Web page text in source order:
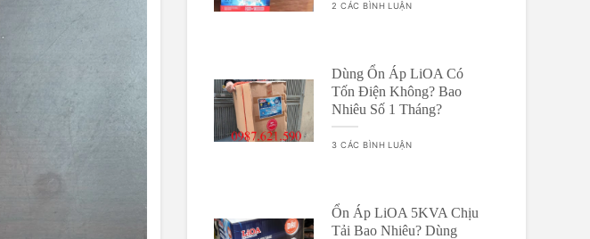
2 CÁC BÌNH LUẬN
Dùng Ổn Áp LiOA Có
Tốn Điện Không? Bao
Nhiêu Số 1 Tháng?
3 CÁC BÌNH LUẬN
Ổn Áp LiOA 5KVA Chịu
Tải Bao Nhiêu? Dùng